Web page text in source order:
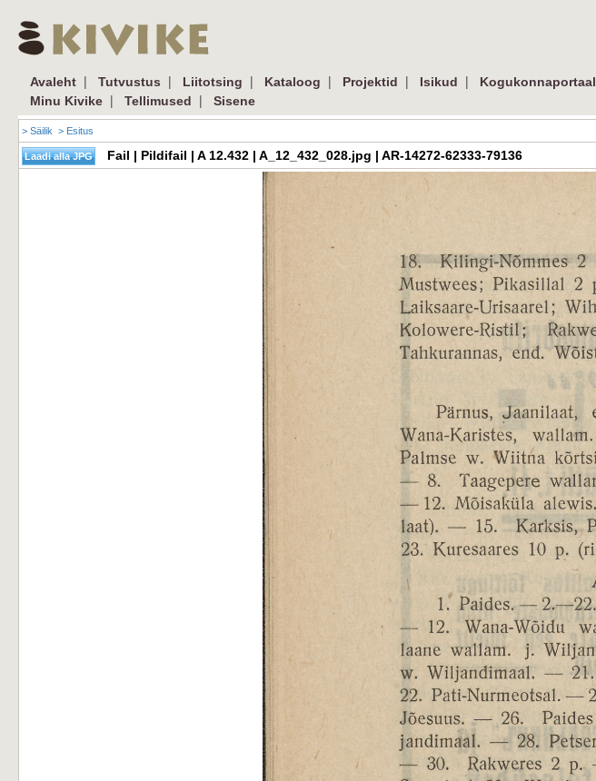
Avaleht | Tutvustus | Liitotsing | Kataloog | Projektid | Isikud |
Kogukonnaportaal
Minu Kivike | Tellimused | Sisene
> Säilik > Esitus
Fail | Pildifail | A 12.432 | A_12_432_028.jpg | AR-14272-62333-79136